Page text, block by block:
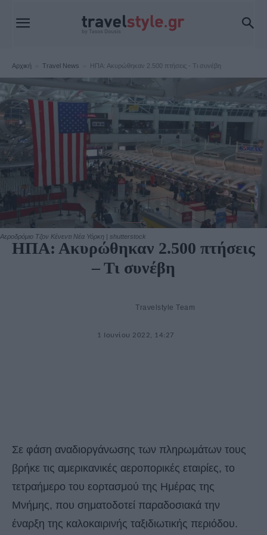
Αρχική Travel News ΗΠΑ: Ακυρώθηκαν 2.500 πτήσεις - Τι συνέβη
Αεροδρόμιο Τζον Κένεντι Νέα Υόρκη | shutterstock
Travel News
ΗΠΑ: Ακυρώθηκαν 2.500 πτήσεις
– Τι συνέβη
Travelstyle Team
1 Ιουνίου 2022, 14:27
Σε φάση αναδιοργάνωσης των πληρωμάτων τους
βρήκε τις αμερικανικές αεροπορικές εταιρίες, το
τετραήμερο του εορτασμού της Ημέρας της
Μνήμης, που σηματοδοτεί παραδοσιακά την
έναρξη της καλοκαιρινής ταξιδιωτικής περιόδου.